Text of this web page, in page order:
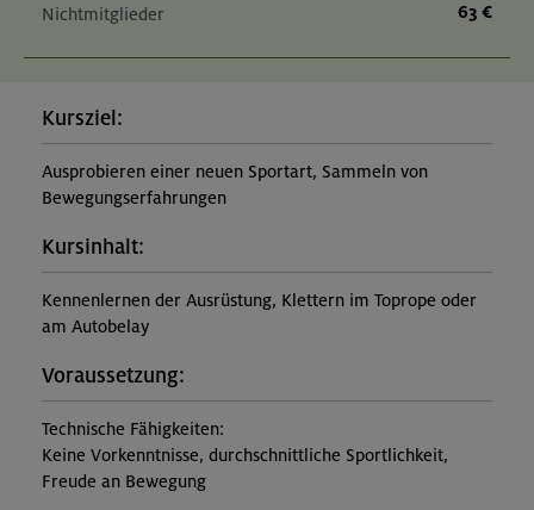
Nichtmitglieder 63 €
Kursziel:
Ausprobieren einer neuen Sportart, Sammeln von
Bewegungserfahrungen
Kursinhalt:
Kennenlernen der Ausrüstung, Klettern im Toprope oder
am Autobelay
Voraussetzung:
Technische Fähigkeiten:
Keine Vorkenntnisse, durchschnittliche Sportlichkeit,
Freude an Bewegung